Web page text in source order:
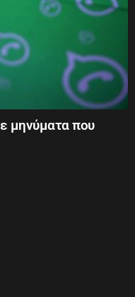
μηνύματα που